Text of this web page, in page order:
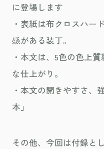
に登場します
・表紙は布クロスハー
感がある装丁。
・本文は、5色の色上
な仕上がり。
・本文の開きやすさ、
本」
その他、今回は付録と